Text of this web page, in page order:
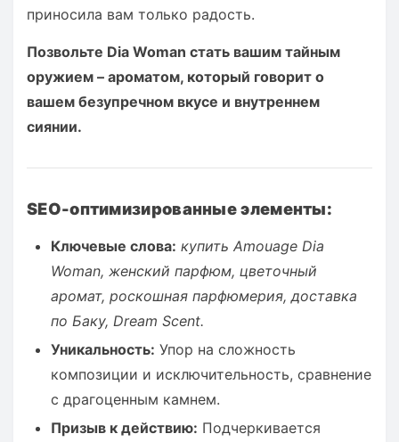
приносила вам только радость.
Позвольте Dia Woman стать вашим тайным
оружием – ароматом, который говорит о
вашем безупречном вкусе и внутреннем
сиянии.
SEO-оптимизированные элементы:
Ключевые слова: купить Amouage Dia
Woman, женский парфюм, цветочный
аромат, роскошная парфюмерия, доставка
по Баку, Dream Scent.
Уникальность: Упор на сложность
композиции и исключительность, сравнение
с драгоценным камнем.
Призыв к действию: Подчеркивается